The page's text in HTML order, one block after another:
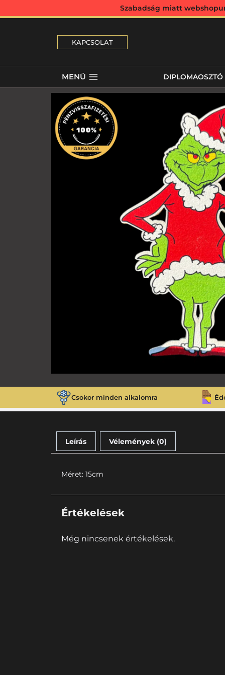
Szabadság miatt
KAPCSOLAT
MENÜ DIPLOMAOSZTÓ
Csokor minden alkalomra
Leírás Vélemények (0)
Méret: 15cm
Értékelések
Még nincsenek értékelések.